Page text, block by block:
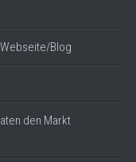
Blog
den Markt